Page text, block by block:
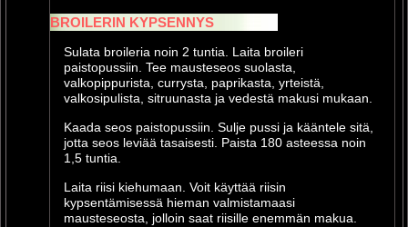
BROILERIN KYPSENNYS
Sulata broileria noin 2 tuntia. Laita broileri
paistopussiin. Tee mausteseos suolasta,
valkopippurista, currysta, paprikasta, yrteistä,
valkosipulista, sitruunasta ja vedestä makusi mukaan.
Kaada seos paistopussiin. Sulje pussi ja kääntele sitä,
jotta seos leviää tasaisesti. Paista 180 asteessa noin
1,5 tuntia.
Laita riisi kiehumaan. Voit käyttää riisin
kypsentämisessä hieman valmistamaasi
mausteseosta, jolloin saat riisille enemmän makua.